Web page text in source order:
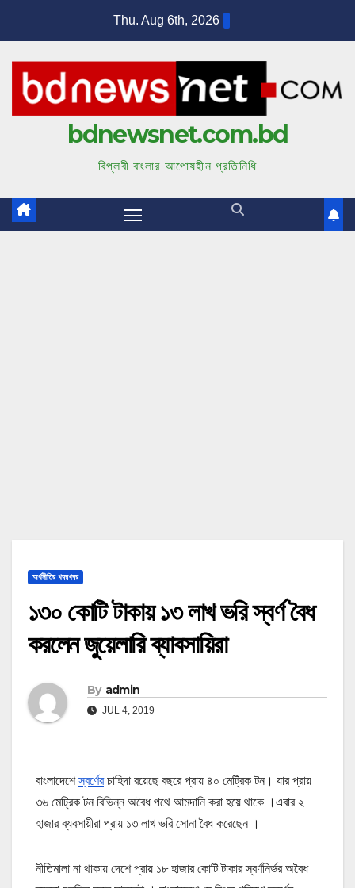
n
Thu. Aug 6th, 2026
bdnewsnet.com.bd
বিপ্লবী বাংলার আপোষহীন প্রতিনিধি
অর্থনীতির খবরখবর
১৩০ কোটি টাকায় ১৩ লাখ ভরি স্বর্ণ বৈধ
করলেন জুয়েলারি ব্যাবসায়িরা
By admin
JUL 4, 2019
বাংলাদেশেস্বর্ণেরচাহিদা রয়েছে বছরে প্রায় ৪০ মেট্রিক টন। যার প্রায়
৩৬ মেট্রিক টন বিভিন্ন অবৈধ পথে আমদানি করা হয়ে থাকে ।এবার ২
হাজার ব্যবসায়ীরা প্রায় ১৩ লাখ ভরি সোনা বৈধ করেছেন ।
নীতিমালা না থাকায় দেশে প্রায় ১৮ হাজার কোটি টাকার স্বর্ণনির্ভর অবৈধ